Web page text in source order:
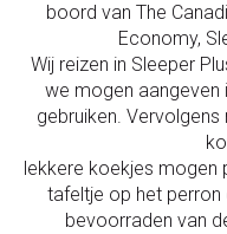
boord van The
Economy,
Wij reizen in Sleeper
we mogen aangeven
gebruiken.
lekkere koekjes mogen
tafeltje op het perron
bevoorraden van